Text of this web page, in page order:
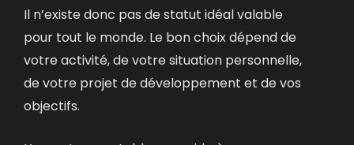
Il n’existe donc pas de statut idéal valable
pour tout le monde. Le bon choix dépend de
votre activité, de votre situation personnelle,
de votre projet de développement et de vos
objectifs.